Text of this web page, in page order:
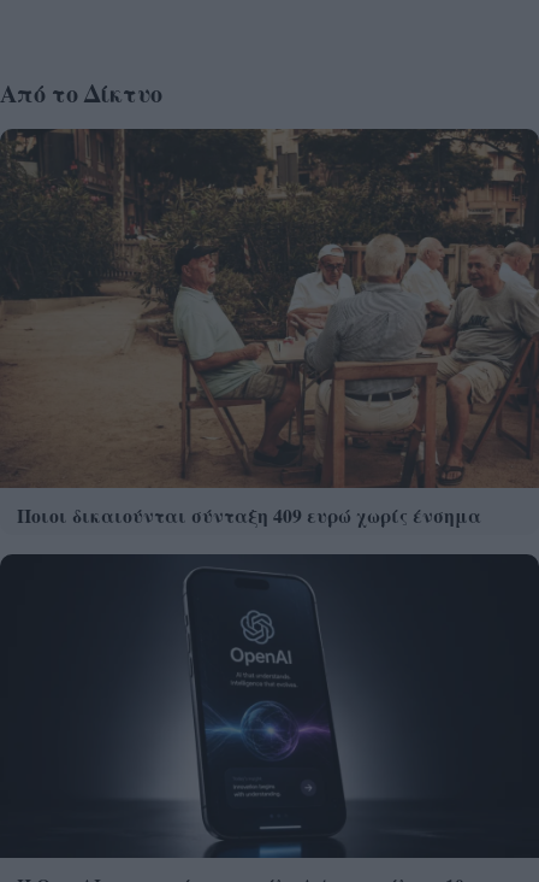
Από το Δίκτυο
Ποιοι δικαιούνται σύνταξη 409 ευρώ χωρίς ένσημα